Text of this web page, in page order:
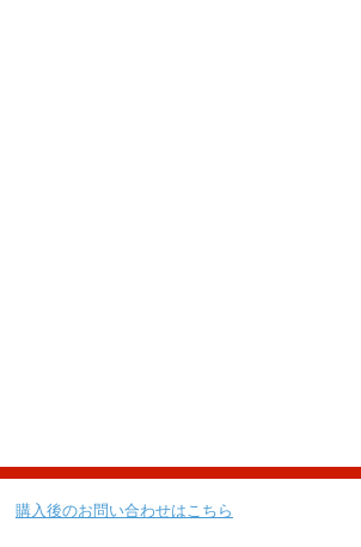
購入後のお問い合わせはこちら